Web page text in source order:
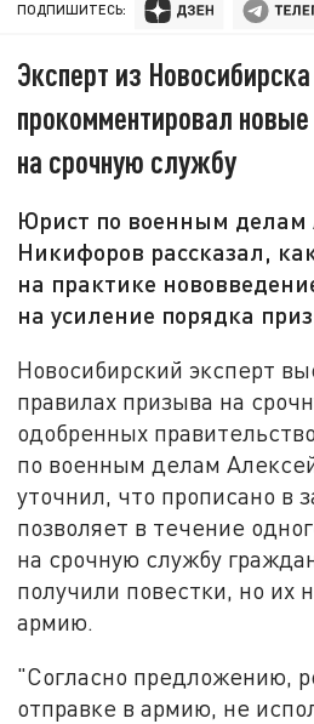
ПОДПИШИТЕСЬ:
Эксперт из Новосибирска
прокомментировал
на срочную службу
Юрист по военным делам
Никифоров рассказал,
на практике
на усиление порядка
Новосибирский эксперт
правилах призыва на
одобренных
по военным делам
уточнил, что прописано в
позволяет в течение
на срочную службу
получили повестки, но их
армию.
"Согласно предложению,
отправке в армию, не